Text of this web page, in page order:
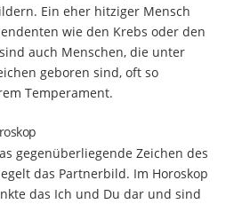
Ein eher hitziger Mensch
wie den Krebs oder den
auch Menschen, die unter
geboren sind, oft so
Temperament.
gegenüberliegende Zeichen des
das Partnerbild. Im Horoskop
das Ich und Du dar und sind